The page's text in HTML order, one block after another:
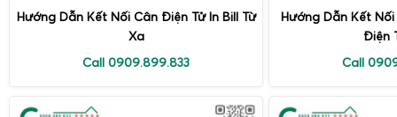
Hướng Dẫn Kết Nối Cân Điện Tử In Bill Từ
Xa
Call 0909.899.833
Hướng Dẫn Kết
Điện
Call